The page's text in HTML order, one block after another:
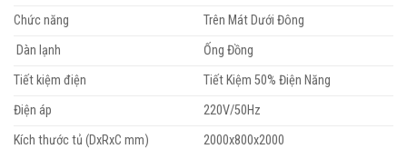
Chức năng
Trên Mát Dưới Đông
Dàn lạnh
Ống Đồng
Tiết kiệm điện
Tiết Kiệm 50% Điện Năng
Điện áp
220V/50Hz
Kích thước tủ (DxRxC mm)
2000x800x2000